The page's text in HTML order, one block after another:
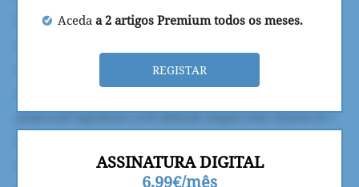
Aceda a 2 artigos Premium todos os meses.
REGISTAR
ASSINATURA DIGITAL
6,99€/mês